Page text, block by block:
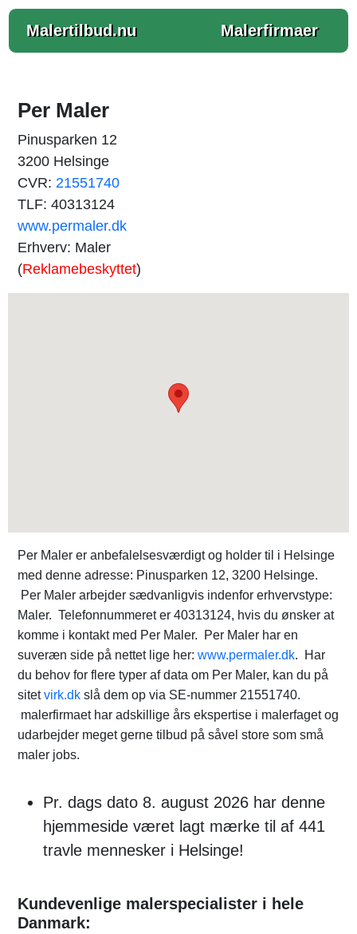
Malertilbud.nu Malerfirmaer
Per Maler
Pinusparken 12
3200 Helsinge
CVR: 21551740
TLF: 40313124
www.permaler.dk
Erhverv: Maler
(Reklamebeskyttet)
Per Maler er anbefalelsesværdigt og holder til i Helsinge
med denne adresse: Pinusparken 12, 3200 Helsinge.
Per Maler arbejder sædvanligvis indenfor erhvervstype:
Maler. Telefonnummeret er 40313124, hvis du ønsker at
komme i kontakt med Per Maler. Per Maler har en
suveræn side på nettet lige her: www.permaler.dk. Har
du behov for flere typer af data om Per Maler, kan du på
sitetvirk.dk slå dem op via SE-nummer 21551740.
malerfirmaet har adskillige års ekspertise i malerfaget og
udarbejder meget gerne tilbud på såvel store som små
maler jobs.
Pr. dags dato 8. august 2026 har denne
hjemmeside været lagt mærke til af 441
travle mennesker i Helsinge!
Kundevenlige malerspecialister i hele
Danmark: